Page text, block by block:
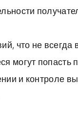
что не всегда
попасть
и контроле